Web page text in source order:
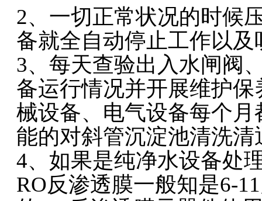
2、一切正常状况的时候
备就全自动停止工作以
3、每天查验出入水闸阀
备运行情况并开展维护
械设备、电气设备每个
能的对斜管沉淀池清洗清
4、如果是纯净水设备处
RO反渗透膜一般知是6-